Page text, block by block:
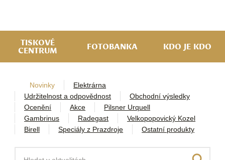
TISKOVÉ
CENTRUM FOTOBANKA KDO JE KDO
Novinky
Elektrárna
Udržitelnost a odpovědnost
Obchodní výsledky
Ocenění
Akce
Pilsner Urquell
Gambrinus
Radegast
Velkopopovický Kozel
Birell
Speciály z Prazdroje Ostatní produkty